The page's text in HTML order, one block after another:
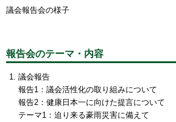
議会報告会の様子
報告会のテーマ・内容
議会報告
報告1：議会活性化の取り組みについて
報告2：健康日本一に向けた提言について
テーマ1：迫り来る豪雨災害に備えて